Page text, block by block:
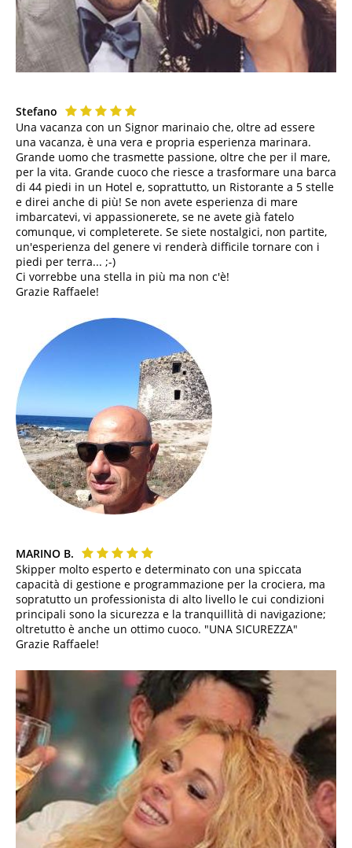
Stefano
Una vacanza con un Signor marinaio che, oltre ad essere
una vacanza, è una vera e propria esperienza marinara.
Grande uomo che trasmette passione, oltre che per il mare,
per la vita. Grande cuoco che riesce a trasformare una barca
di 44 piedi in un Hotel e, soprattutto, un Ristorante a 5 stelle
e direi anche di più! Se non avete esperienza di mare
imbarcatevi, vi appassionerete, se ne avete già fatelo
comunque, vi completerete. Se siete nostalgici, non partite,
un'esperienza del genere vi renderà difficile tornare con i
piedi per terra... ;-)
Ci vorrebbe una stella in più ma non c'è!
Grazie Raffaele!
MARINO B.
Skipper molto esperto e determinato con una spiccata
capacità di gestione e programmazione per la crociera, ma
sopratutto un professionista di alto livello le cui condizioni
principali sono la sicurezza e la tranquillità di navigazione;
oltretutto è anche un ottimo cuoco. "UNA SICUREZZA"
Grazie Raffaele!